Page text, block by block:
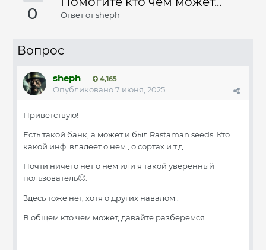
0 Ответ отsheph
Вопрос
sheph 4,165
Опубликовано7 июня, 2025
Приветствую!
Есть такой банк, а может и был Rastaman seeds. Кто
какой инф. владеет о нем , о сортах и т.д.
Почти ничего нет о нем или я такой уверенный
пользователь🙂.
Здесь тоже нет, хотя о других навалом .
В общем кто чем может, давайте разберемся.